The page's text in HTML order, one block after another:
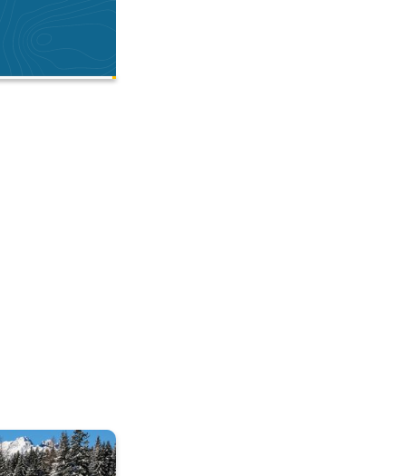
će padati sneg?. . .